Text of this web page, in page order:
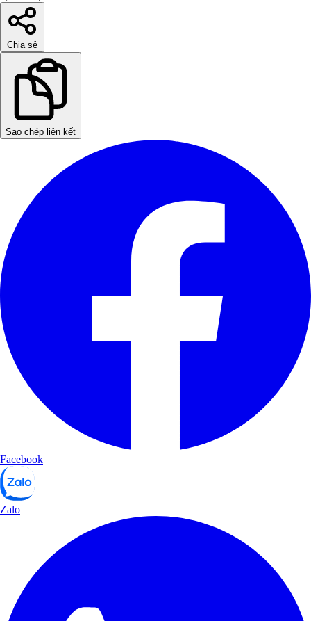
Chia sẻ
Sao chép liên kết
Facebook
Zalo